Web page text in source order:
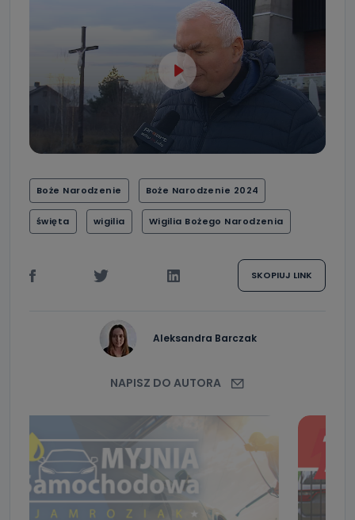
Boże Narodzenie Boże Narodzenie 2024
święta wigilia Wigilia Bożego Narodzenia
SKOPIUJ LINK
Aleksandra Barczak
NAPISZ DO AUTORA